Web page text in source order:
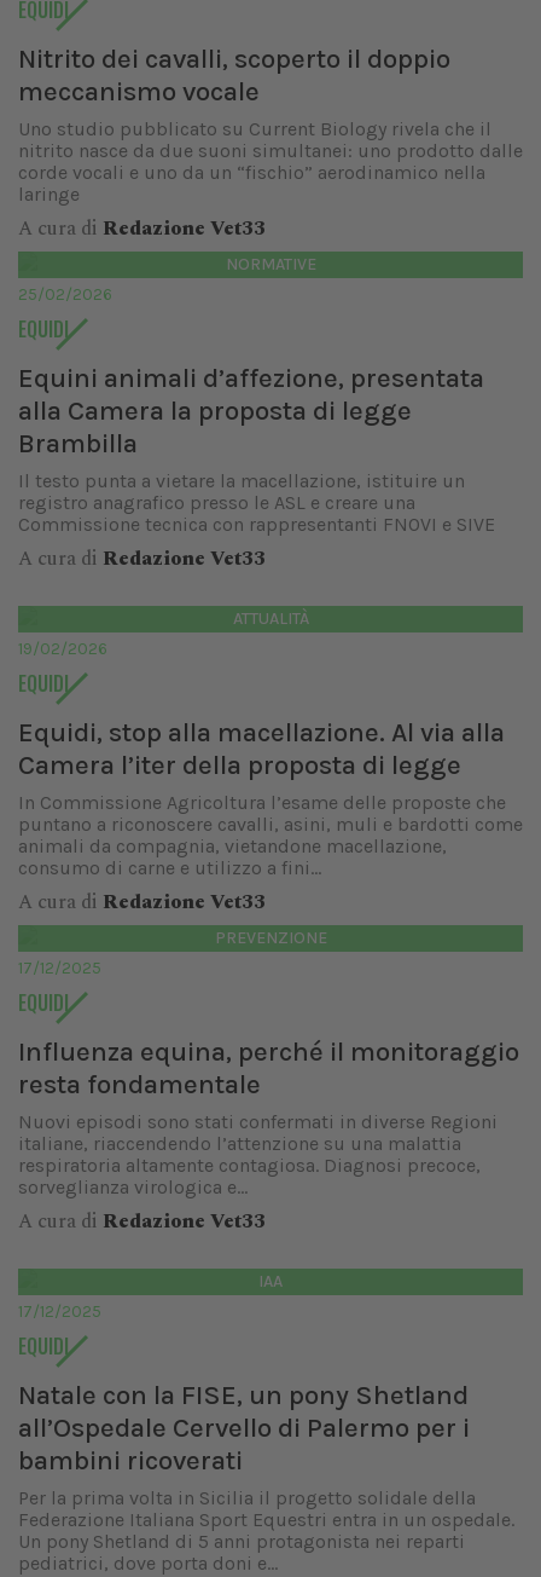
EQUIDI
Nitrito dei cavalli, scoperto il doppio
meccanismo vocale
Uno studio pubblicato su Current Biology rivela che il
nitrito nasce da due suoni simultanei: uno prodotto dalle
corde vocali e uno da un “fischio” aerodinamico nella
laringe
A cura di Redazione Vet33
NORMATIVE
25/02/2026
EQUIDI
Equini animali d’affezione, presentata
alla Camera la proposta di legge
Brambilla
Il testo punta a vietare la macellazione, istituire un
registro anagrafico presso le ASL e creare una
Commissione tecnica con rappresentanti FNOVI e SIVE
A cura di Redazione Vet33
ATTUALITÀ
19/02/2026
EQUIDI
Equidi, stop alla macellazione. Al via alla
Camera l’iter della proposta di legge
In Commissione Agricoltura l’esame delle proposte che
puntano a riconoscere cavalli, asini, muli e bardotti come
animali da compagnia, vietandone macellazione,
consumo di carne e utilizzo a fini...
A cura di Redazione Vet33
PREVENZIONE
17/12/2025
EQUIDI
Influenza equina, perché il monitoraggio
resta fondamentale
Nuovi episodi sono stati confermati in diverse Regioni
italiane, riaccendendo l’attenzione su una malattia
respiratoria altamente contagiosa. Diagnosi precoce,
sorveglianza virologica e...
A cura di Redazione Vet33
IAA
17/12/2025
EQUIDI
Natale con la FISE, un pony Shetland
all’Ospedale Cervello di Palermo per i
bambini ricoverati
Per la prima volta in Sicilia il progetto solidale della
Federazione Italiana Sport Equestri entra in un ospedale.
Un pony Shetland di 5 anni protagonista nei reparti
pediatrici, dove porta doni e...